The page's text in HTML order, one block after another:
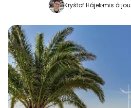
Kryštof Hájekmis à
Continuer
Continuer avec
Poursuivre avec le